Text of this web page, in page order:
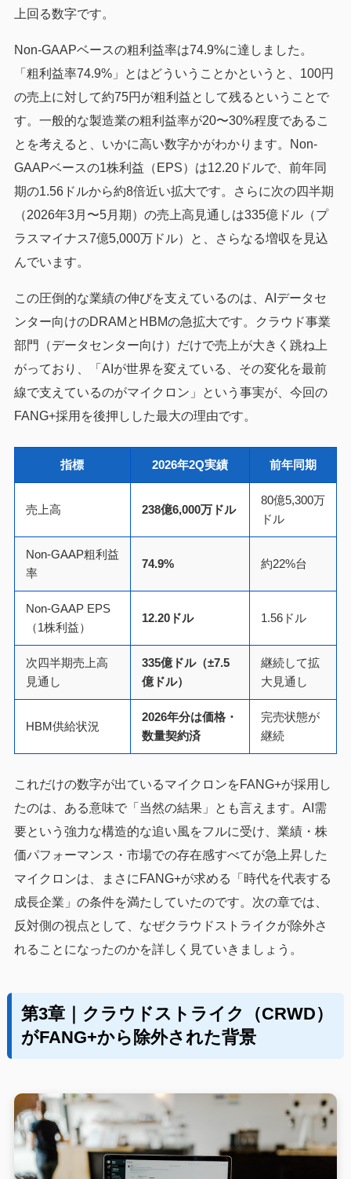
上回る数字です。
Non-GAAPベースの粗利益率は74.9%に達しました。
「粗利益率74.9%」とはどういうことかというと、100円
の売上に対して約75円が粗利益として残るということで
す。一般的な製造業の粗利益率が20〜30%程度であるこ
とを考えると、いかに高い数字かがわかります。Non-
GAAPベースの1株利益（EPS）は12.20ドルで、前年同
期の1.56ドルから約8倍近い拡大です。さらに次の四半期
（2026年3月〜5月期）の売上高見通しは335億ドル（プ
ラスマイナス7億5,000万ドル）と、さらなる増収を見込
んでいます。
この圧倒的な業績の伸びを支えているのは、AIデータセ
ンター向けのDRAMとHBMの急拡大です。クラウド事業
部門（データセンター向け）だけで売上が大きく跳ね上
がっており、「AIが世界を変えている、その変化を最前
線で支えているのがマイクロン」という事実が、今回の
FANG+採用を後押しした最大の理由です。
指標 2026年2Q実績 前年同期
売上高 238億6,000万ドル
80億5,300万
ドル
Non-GAAP粗利益
率
74.9% 約22%台
Non-GAAP EPS
（1株利益）
12.20ドル 1.56ドル
次四半期売上高
見通し
335億ドル（±7.5
億ドル）
継続して拡
大見通し
HBM供給状況
2026年分は価格・
数量契約済
完売状態が
継続
これだけの数字が出ているマイクロンをFANG+が採用し
たのは、ある意味で「当然の結果」とも言えます。AI需
要という強力な構造的な追い風をフルに受け、業績・株
価パフォーマンス・市場での存在感すべてが急上昇した
マイクロンは、まさにFANG+が求める「時代を代表する
成長企業」の条件を満たしていたのです。次の章では、
反対側の視点として、なぜクラウドストライクが除外さ
れることになったのかを詳しく見ていきましょう。
第3章｜クラウドストライク（CRWD）
がFANG+から除外された背景